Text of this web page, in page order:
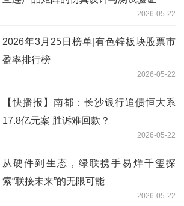
2026-05-22
2026年3月25日榜单|有色锌板块股票市
盈率排行榜
2026-05-22
【快播报】南都：长沙银行追债恒大系
17.8亿元案 胜诉难回款？
2026-05-22
从硬件到生态，绿联携手易烊千玺探
索“联接未来”的无限可能
2026-05-22